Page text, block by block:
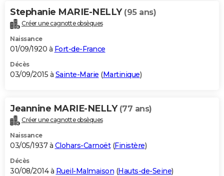
Stephanie MARIE-NELLY (95 ans)
Créer une cagnotte obsèques
Naissance
01/09/1920 à Fort-de-France
Décès
03/09/2015 à Sainte-Marie (Martinique)
Jeannine MARIE-NELLY (77 ans)
Créer une cagnotte obsèques
Naissance
03/05/1937 à Clohars-Carnoët(Finistère)
Décès
30/08/2014 à Rueil-Malmaison (Hauts-de-Seine)